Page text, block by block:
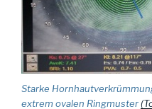
Starke
extrem ovalen Ringmuster